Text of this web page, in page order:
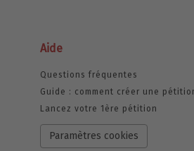
Aide
Questions fréquentes
Guide : comment créer une
Lancez votre 1ère pétition
Paramètres cookies